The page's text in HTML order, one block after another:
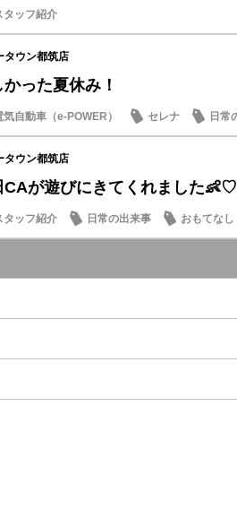
タッフ紹介
タウン都筑店
った夏休み！
気自動車（e-POWER） セレナ 日常
タウン都筑店
CAが遊びにきてくれました👶♡
タッフ紹介 日常の出来事 おもてなし